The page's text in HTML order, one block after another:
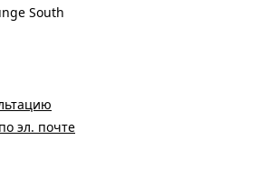
South
эл. почте